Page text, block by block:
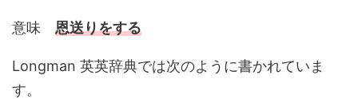
意味 恩送りをする
Longman 英英辞典では次のように書かれていま
す。